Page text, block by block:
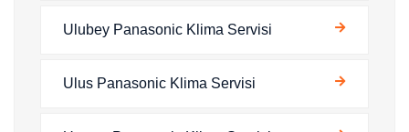
Ulubey Panasonic Klima Servisi
Ulus Panasonic Klima Servisi